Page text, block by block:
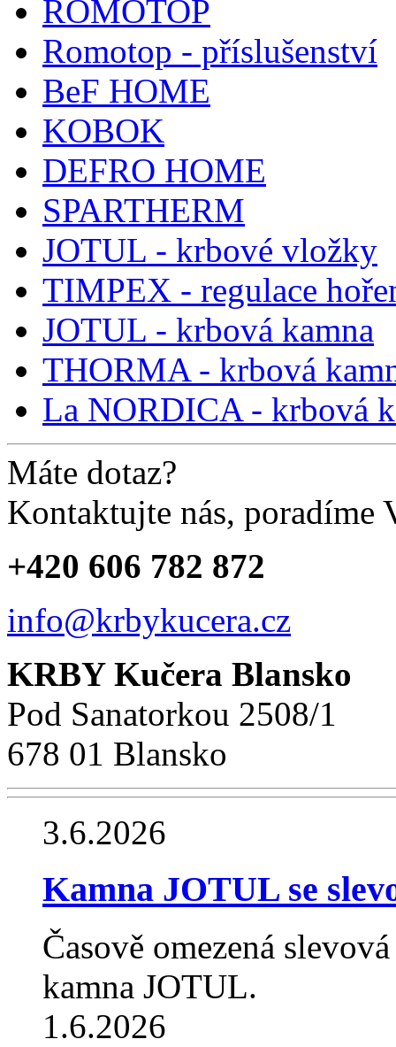
ROMOTOP
Romotop - příslušenství
BeF HOME
KOBOK
DEFRO HOME
SPARTHERM
JOTUL - krbové vložky
TIMPEX - regulace
JOTUL - krbová kamna
THORMA - krbová
La NORDICA - krbová
Máte dotaz?
Kontaktujte nás, poradíme
+420 606 782 872
info@krbykucera.cz
KRBY Kučera Blansko
Pod Sanatorkou 2508/1
678 01 Blansko
3.6.2026
Kamna JOTUL se
Časově omezená
kamna JOTUL.
1.6.2026